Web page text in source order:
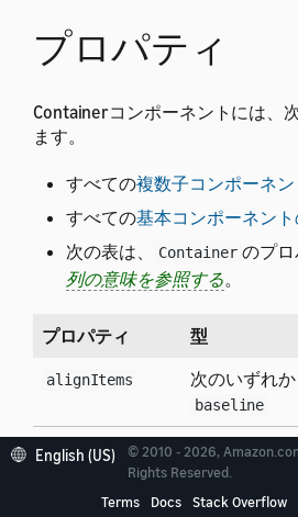
プロパティ
Containerコンポーネントには、
ます。
すべての複数子コンポーネ
すべての基本コンポーネン
次の表は、
Container のプロ
列の意味を参照する。
プロパティ 型
alignItems 次のいずれか
baseline
direction 次のいずれ
rowReverse
English (US)
© 2010 - 2026,
Rights Reserved.
Terms
Docs Stack Overflow